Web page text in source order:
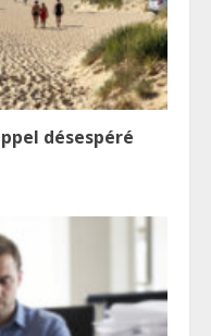
désespéré